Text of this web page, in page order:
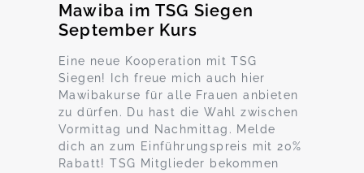
Mawiba im TSG Siegen
September Kurs
Eine neue Kooperation mit TSG
Siegen! Ich freue mich auch hier
Mawibakurse für alle Frauen anbieten
zu dürfen. Du hast die Wahl zwischen
Vormittag und Nachmittag. Melde
dich an zum Einführungspreis mit 20%
Rabatt! TSG Mitglieder bekommen